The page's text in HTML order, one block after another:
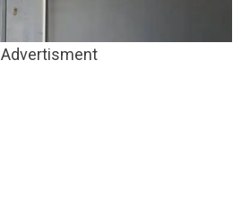
Advertisment